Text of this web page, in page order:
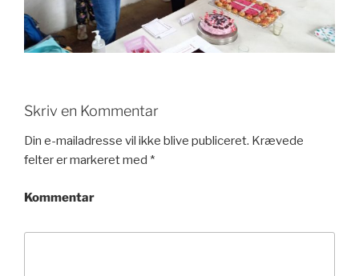
Skriv en Kommentar
Din e-mailadresse vil ikke blive publiceret. Krævede
felter er markeret med *
Kommentar